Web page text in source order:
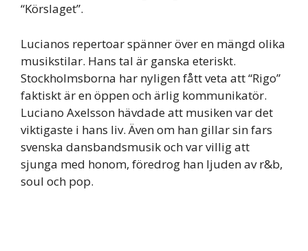
“Körslaget”.
Lucianos repertoar spänner över en mängd olika
musikstilar. Hans tal är ganska eteriskt.
Stockholmsborna har nyligen fått veta att “Rigo”
faktiskt är en öppen och ärlig kommunikatör.
Luciano Axelsson hävdade att musiken var det
viktigaste i hans liv. Även om han gillar sin fars
svenska dansbandsmusik och var villig att
sjunga med honom, föredrog han ljuden av r&b,
soul och pop.